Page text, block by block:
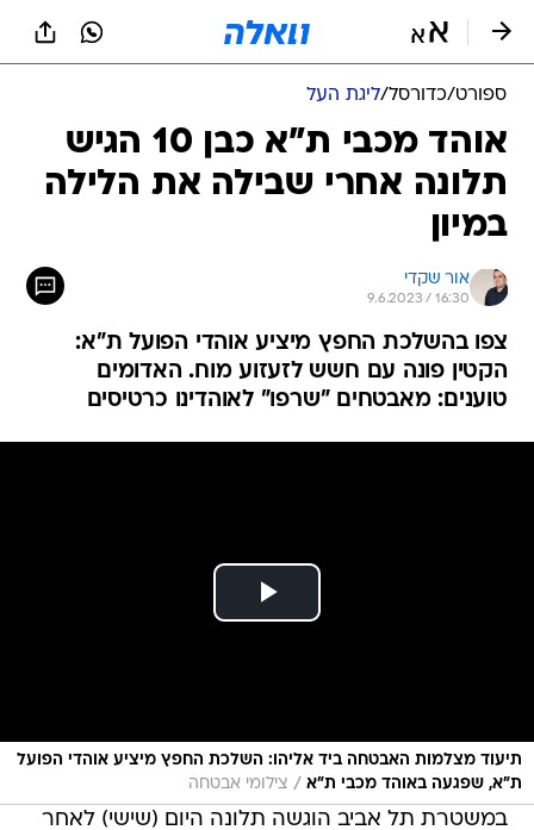
ספורט/כדורסל/ליגת העל
אוהד מכבי ת"א כבן 10 הגיש
תלונה אחרי שבילה את הלילה
במיון
אור שקדי
9.6.2023 / 16:30
צפו בהשלכת החפץ מיציע אוהדי הפועל ת"א:
הקטין פונה עם חשש לזעזוע מוח. האדומים
טוענים: מאבטחים "שרפו" לאוהדינו כרטיסים
תיעוד מצלמות האבטחה ביד אליהו: השלכת החפץ מיציע אוהדי הפועל
ת"א, שפגעה באוהד מכבי ת"א / צילומי אבטחה
במשטרת תל אביב הוגשה תלונה היום (שישי) לאחר